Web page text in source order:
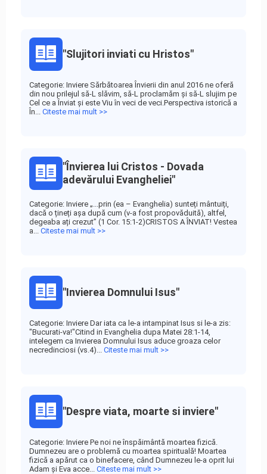
"Slujitori inviati cu Hristos"
Categorie: Inviere Sărbătoarea Învierii din anul 2016 ne oferă
din nou prilejul să-L slăvim, să-L proclamăm și să-L slujim pe
Cel ce a Înviat și este Viu în veci de veci.Perspectiva istorică a
În... Citeste mai mult >>
"Învierea lui Cristos - Dovada
adevărului Evangheliei"
Categorie: Inviere „...prin (ea – Evanghelia) sunteți mântuiți,
dacă o țineți așa după cum (v-a fost propovăduită), altfel,
degeaba ați crezut” (1 Cor. 15:1-2)CRISTOS A ÎNVIAT! Vestea
a... Citeste mai mult >>
"Invierea Domnului Isus"
Categorie: Inviere Dar iata ca le-a intampinat Isus si le-a zis:
"Bucurati-va!"Citind in Evanghelia dupa Matei 28:1-14,
intelegem ca Invierea Domnului Isus aduce groaza celor
necredinciosi (vs.4)... Citeste mai mult >>
"Despre viata, moarte si inviere"
Categorie: Inviere Pe noi ne înspăimântă moartea fizică.
Dumnezeu are o problemă cu moartea spirituală! Moartea
fizică a apărut ca o binefacere, când Dumnezeu le-a oprit lui
Adam și Eva acce... Citeste mai mult >>